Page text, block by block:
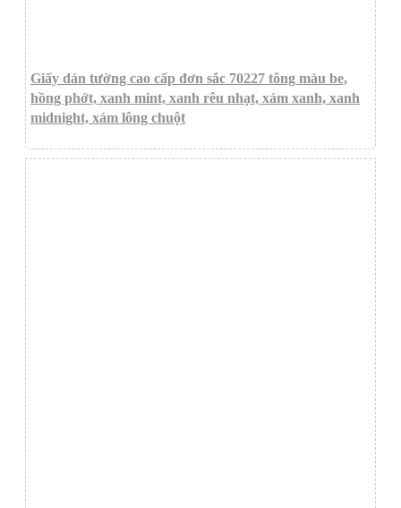
Giấy dán tường cao cấp đơn sắc 70227 tông màu be,
hồng phớt, xanh mint, xanh rêu nhạt, xám xanh, xanh
midnight, xám lông chuột